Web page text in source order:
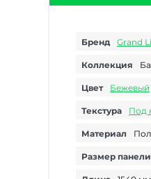
Бренд Grand
Коллекция
Цвет Бежевый
Текстура Под
Материал
Размер панели